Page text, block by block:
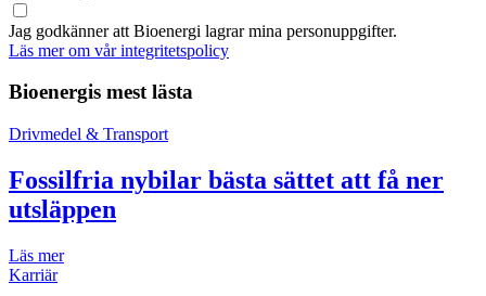
Jag godkänner att Bioenergi lagrar mina personuppgifter.
Läs mer om vår integritetspolicy
Bioenergis mest lästa
Drivmedel & Transport
Fossilfria nybilar bästa sättet att få ner
utsläppen
Läs mer
Karriär